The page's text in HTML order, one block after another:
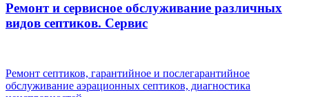
Ремонт и сервисное обслуживание различных
видов септиков. Сервис
Ремонт септиков, гарантийное и послегарантийное
обслуживание аэрационных септиков, диагностика